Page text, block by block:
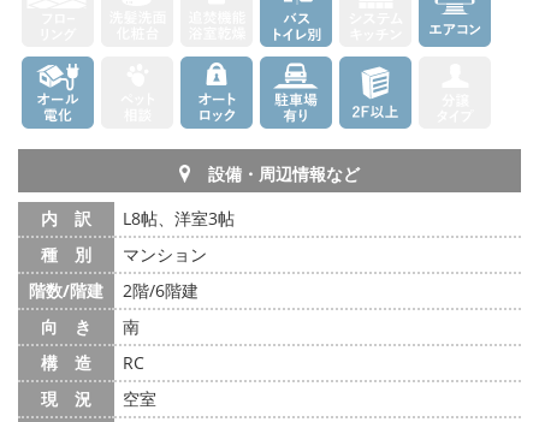
設備・周辺情報など
内 訳
L8帖、洋室3帖
種 別
マンション
階数/階建
2階/6階建
向 き
南
構 造
RC
現 況
空室